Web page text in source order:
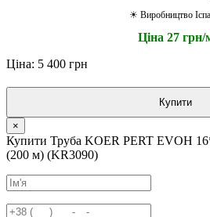
☀ Виробництво
Ціна 27грн/
Ціна: 5 400 грн
Купити
×
Купити Труба KOER PERT EVOH
(200 м) (KR3090)